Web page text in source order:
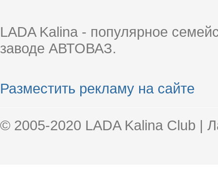
LADA Kalina - популярное
заводе АВТОВАЗ.
Разместить рекламу на сайте
© 2005-2020 LADA Kalina Club |